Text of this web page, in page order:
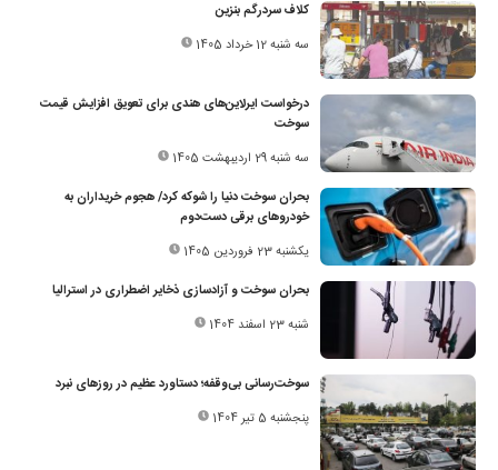
کلاف سردرگم بنزین
سه شنبه 12 خرداد 1405
درخواست ایرلاین‌های هندی برای تعویق افزایش قیمت
سوخت
سه شنبه 29 اردیبهشت 1405
بحران سوخت دنیا را شوکه کرد/ هجوم خریداران به
خودروهای برقی دست‌دوم
یکشنبه 23 فروردین 1405
بحران سوخت و آزادسازی ذخایر اضطراری در استرالیا
شنبه 23 اسفند 1404
سوخت‌رسانی بی‌وقفه؛ دستاورد عظیم در روزهای نبرد
پنجشنبه 5 تیر 1404